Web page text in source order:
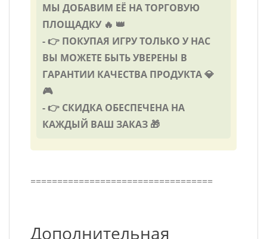
МЫ ДОБАВИМ ЕЁ НА ТОРГОВУЮ
ПЛОЩАДКУ 🔥 👑
- 👉 ПОКУПАЯ ИГРУ ТОЛЬКО У НАС
ВЫ МОЖЕТЕ БЫТЬ УВЕРЕНЫ В
ГАРАНТИИ КАЧЕСТВА ПРОДУКТА 💎
🎮
- 👉 СКИДКА ОБЕСПЕЧЕНА НА
КАЖДЫЙ ВАШ ЗАКАЗ 🎁
==================================
Дополнительная